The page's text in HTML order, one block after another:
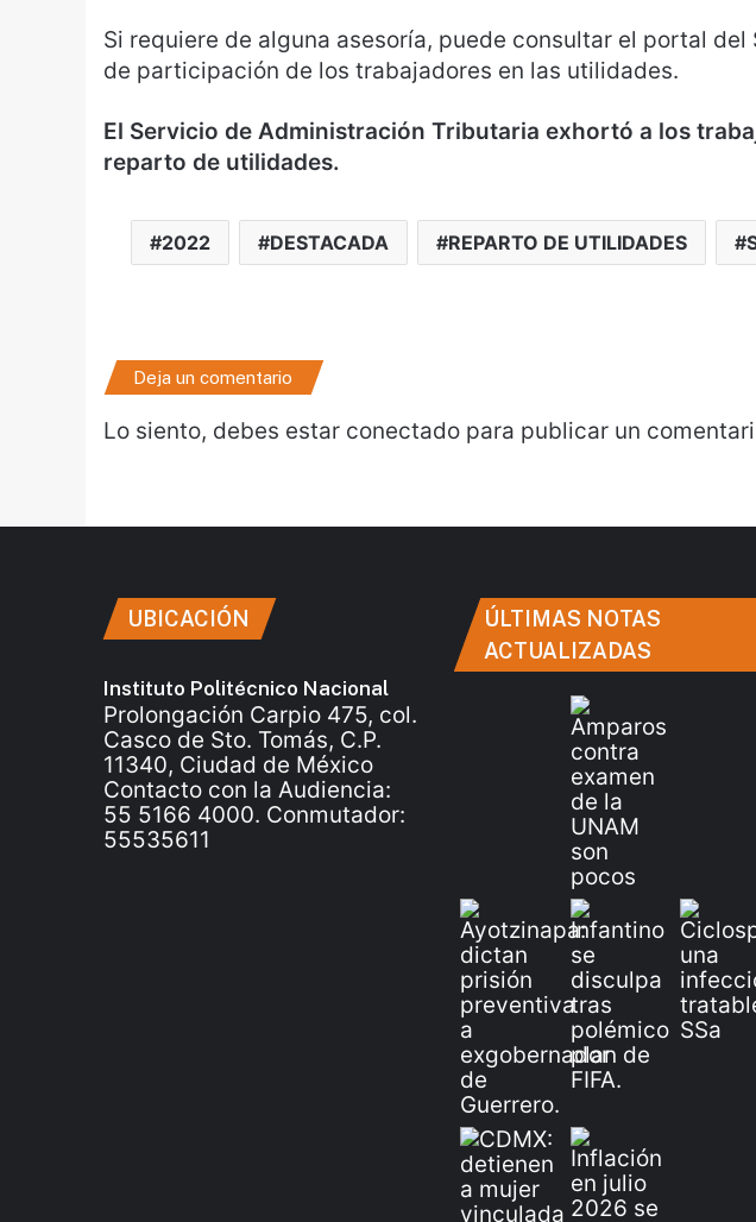
Si requiere de alguna asesoría, puede consultar el portal
de participación de los trabajadores en las utilidades.
El Servicio de Administración Tributaria exhortó a los
reparto de utilidades.
2022 DESTACADA REPARTO DE UTILIDADES
Deja un comentario
Lo siento, debes estar conectado para publicar un
UBICACIÓN
Instituto Politécnico Nacional
Prolongación Carpio 475, col.
Casco de Sto. Tomás, C.P.
11340, Ciudad de México
Contacto con la Audiencia:
55 5166 4000. Conmutador:
55535611
ÚLTIMAS NOTAS
ACTUALIZADAS